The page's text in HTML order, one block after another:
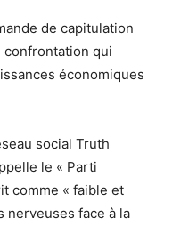
de capitulation
confrontation qui
économiques
social Truth
le « Parti
comme « faible et
nerveuses face à la